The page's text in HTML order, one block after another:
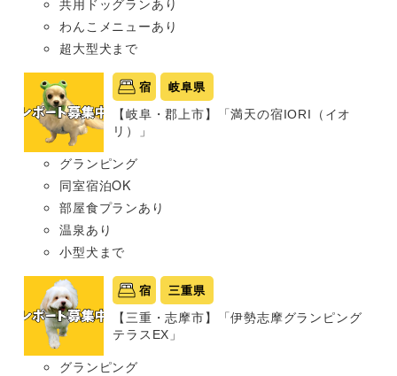
わんこメニューあり
超大型犬まで
宿 岐阜県
【岐阜・郡上市】「満天の宿IORI（イオ
リ）」
グランピング
同室宿泊OK
部屋食プランあり
温泉あり
小型犬まで
宿 三重県
【三重・志摩市】「伊勢志摩グランピング
テラスEX」
グランピング